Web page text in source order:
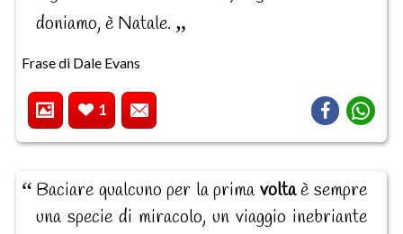
doniamo, è Natale.
Frase di Dale Evans
1
Baciare qualcuno per la prima voltaè sempre
una specie di miracolo, un viaggio inebriante